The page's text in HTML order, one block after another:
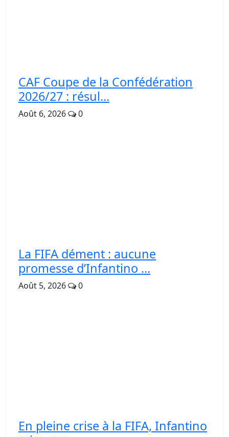
CAF Coupe de la Confédération
2026/27 : résul...
Août 6, 2026 0
La FIFA dément : aucune
promesse d’Infantino ...
Août 5, 2026 0
En pleine crise à la FIFA, Infantino